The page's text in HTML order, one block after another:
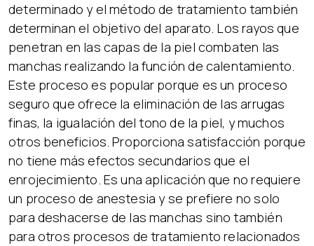
determinado y el método de tratamiento también
determinan el objetivo del aparato. Los rayos que
penetran en las capas de la piel combaten las
manchas realizando la función de calentamiento.
Este proceso es popular porque es un proceso
seguro que ofrece la eliminación de las arrugas
finas, la igualación del tono de la piel, y muchos
otros beneficios. Proporciona satisfacción porque
no tiene más efectos secundarios que el
enrojecimiento. Es una aplicación que no requiere
un proceso de anestesia y se prefiere no solo
para deshacerse de las manchas sino también
para otros procesos de tratamiento relacionados